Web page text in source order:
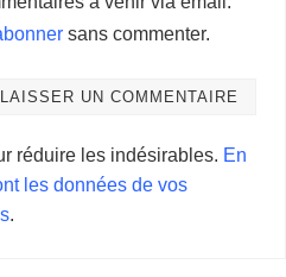
sans commenter.
réduire les indésirables. En
les données de vos
.